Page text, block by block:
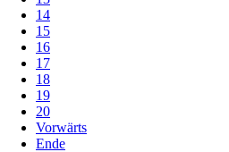
14
15
16
17
18
19
20
Vorwärts
Ende